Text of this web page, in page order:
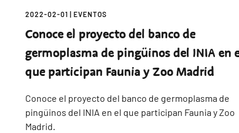
2022-02-01 EVENTOS
Conoce el proyecto del banco de
germoplasma de pingüinos del INIA en
que participan Faunia y Zoo Madrid
Conoce el proyecto del banco de germoplasma de
pingüinos del INIA en el que participan Faunia y Zoo
Madrid.